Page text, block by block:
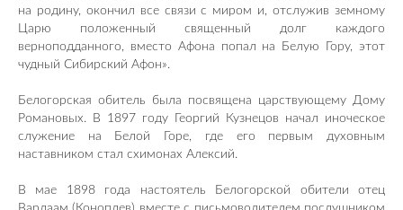
на родину, окончил все связи с миром и, отслужив земному
Царю положенный священный долг каждого
верноподданного, вместо Афона попал на Белую Гору, этот
чудный Сибирский Афон».
Белогорская обитель была посвящена царствующему Дому
Романовых. В 1897 году Георгий Кузнецов начал иноческое
служение на Белой Горе, где его первым духовным
наставником стал схимонах Алексий.
В мае 1898 года настоятель Белогорской обители отец